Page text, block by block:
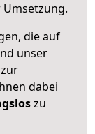
die auf
unser
dabei
zu